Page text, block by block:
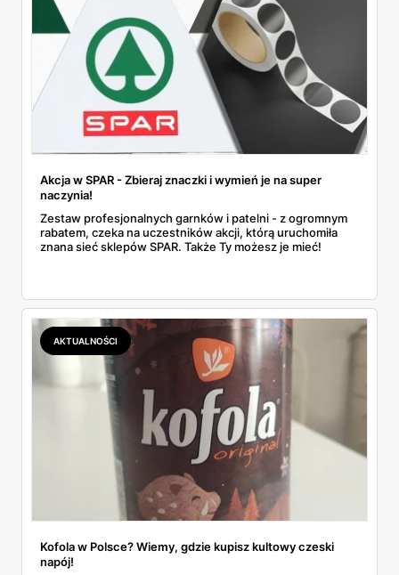
Akcja w SPAR - Zbieraj znaczki i wymień je na super
naczynia!
Zestaw profesjonalnych garnków i patelni - z ogromnym
rabatem, czeka na uczestników akcji, którą uruchomiła
znana sieć sklepów SPAR. Także Ty możesz je mieć!
AKTUALNOŚCI
Kofola w Polsce? Wiemy, gdzie kupisz kultowy czeski
napój!